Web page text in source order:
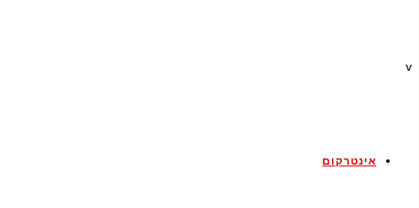
v
אינטרקום